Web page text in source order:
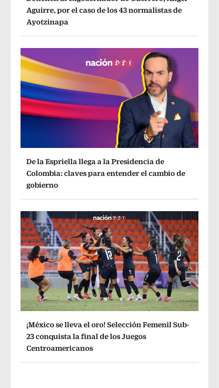
Aguirre, por el caso de los 43 normalistas de
Ayotzinapa
De la Espriella llega a la Presidencia de
Colombia: claves para entender el cambio de
gobierno
¡México se lleva el oro! Selección Femenil Sub-
23 conquista la final de los Juegos
Centroamericanos